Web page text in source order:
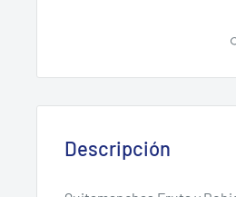
Descripción